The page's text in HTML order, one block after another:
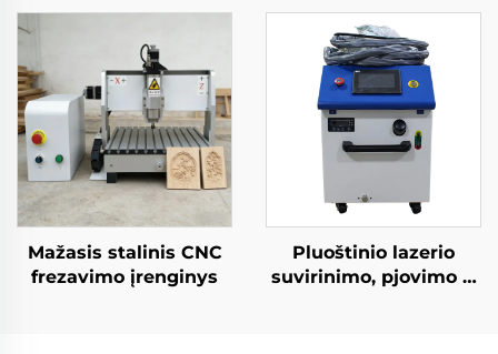
akrylui, medžiui ir
MDF
medžiagų pjovimui
Mažasis stalinis CNC
frezavimo įrenginys
Pluoštinio lazerio
suvirinimo, pjovimo ir